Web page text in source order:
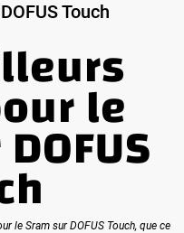
Touch
le
le Sram sur DOFUS Touch, que ce